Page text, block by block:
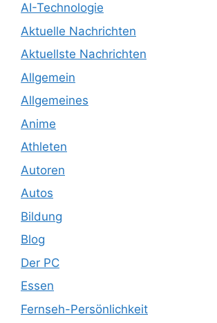
AI-Technologie
Aktuelle Nachrichten
Aktuellste Nachrichten
Allgemein
Allgemeines
Anime
Athleten
Autoren
Autos
Bildung
Blog
Der PC
Essen
Fernseh-Persönlichkeit